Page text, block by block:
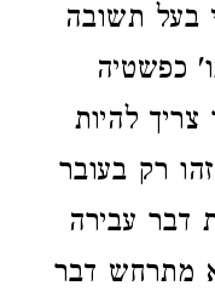
בעל תשובה
כפשטיה
להיות
רק בעובר
עבירה
מתרחש דבר